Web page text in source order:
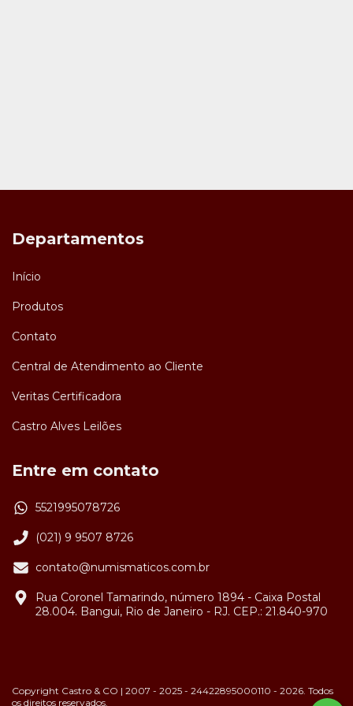
Departamentos
Início
Produtos
Contato
Central de Atendimento ao Cliente
Veritas Certificadora
Castro Alves Leilões
Entre em contato
5521995078726
(021) 9 9507 8726
contato@numismaticos.com.br
Rua Coronel Tamarindo, número 1894 - Caixa Postal
28.004. Bangui, Rio de Janeiro - RJ. CEP.: 21.840-970
Copyright Castro & CO | 2007 - 2025 - 24422895000110 - 2026. Todos
os direitos reservados.